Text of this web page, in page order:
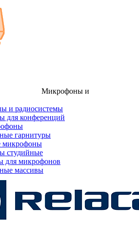
Микрофоны и
и радиосистемы
для конференций
гарнитуры
микрофоны
студийные
для микрофонов
массивы